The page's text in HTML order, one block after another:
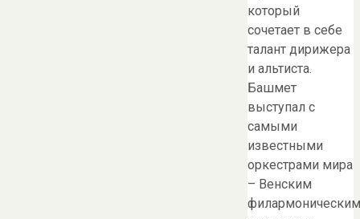
который
сочетает в себе
талант дирижера
и альтиста.
Башмет
выступал с
самыми
известными
оркестрами мира
– Венским
филармоническим